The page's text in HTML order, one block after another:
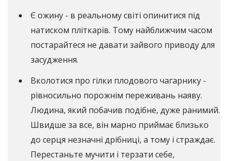
Є ожину - в реальному світі опинитися під
натиском пліткарів. Тому найближчим часом
постарайтеся не давати зайвого приводу для
засудження.
Вколотися про гілки плодового чагарнику -
рівносильно порожнім переживань наяву.
Людина, який побачив подібне, дуже ранимий.
Швидше за все, він марно приймає близько
до серця незначні дрібниці, а тому і страждає.
Перестаньте мучити і терзати себе,